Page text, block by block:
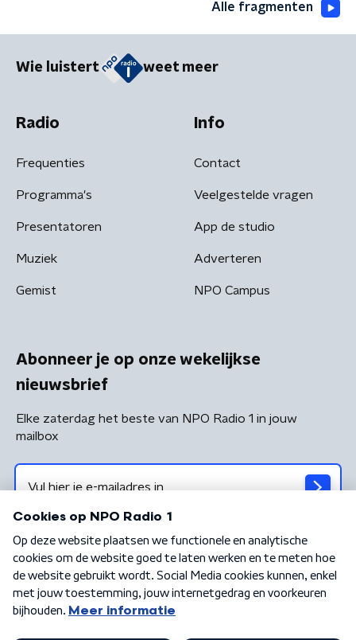
Alle fragmenten
Wie luistert weet meer
Radio
Frequenties
Programma's
Presentatoren
Muziek
Gemist
Info
Contact
Veelgestelde vragen
App de studio
Adverteren
NPO Campus
Abonneer je op onze wekelijkse
nieuwsbrief
Elke zaterdag het beste van NPO Radio 1 in jouw
mailbox
Algemene voorwaarden